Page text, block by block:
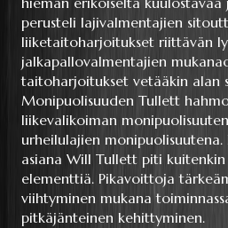
perusteli lajivalmentajien
liiketaitoharjoitukset riittävän
jalkapallovalmentajien
taitoharjoitukset vetääkin alan
Monipuolisuuden Tullett
liikevalikoiman
urheilulajien
asiana Will Tullett piti kuitenkin
elementtiä. Pikavoittoja
viihtyminen mukana
pitkäjänteinen kehittyminen.